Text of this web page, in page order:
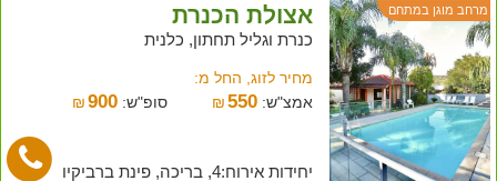
מרחב מוגן במתחם אצולת הכנרת
כנרת וגליל תחתון, כלנית
מחיר לזוג, החל מ:
אמצ"ש:
₪550 סופ"ש: ₪ 900
יחידות אירוח:4, בריכה, פינת ברביקיו